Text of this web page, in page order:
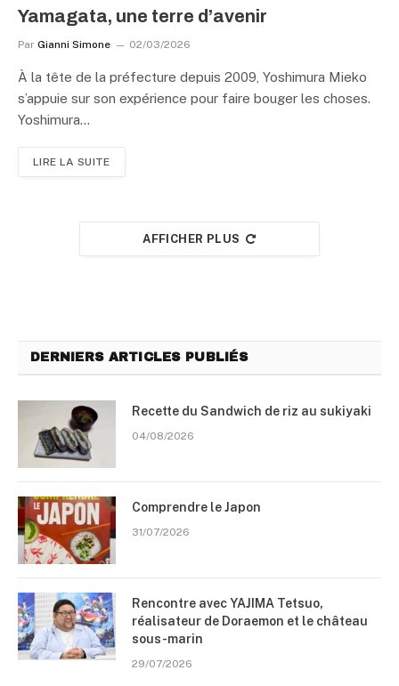
Yamagata, une terre d’avenir
Par Gianni Simone 02/03/2026
À la tête de la préfecture depuis 2009, Yoshimura Mieko
s’appuie sur son expérience pour faire bouger les choses.
Yoshimura…
LIRE LA SUITE
AFFICHER PLUS
DERNIERS ARTICLES PUBLIÉS
Recette du Sandwich de riz au sukiyaki
04/08/2026
Comprendre le Japon
31/07/2026
Rencontre avec YAJIMA Tetsuo,
réalisateur de Doraemon et le château
sous-marin
29/07/2026